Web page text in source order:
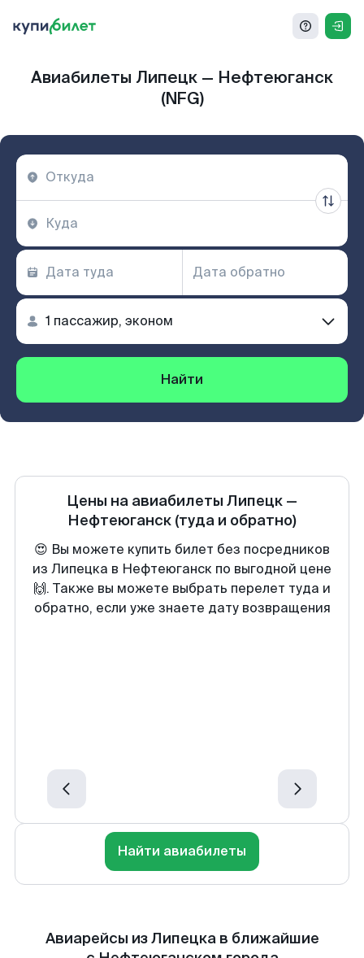
Авиабилеты Липецк — Нефтеюганск
(NFG)
Найти
Цены на авиабилеты Липецк —
Нефтеюганск (туда и обратно)
😍 Вы можете купить билет без посредников
из Липецка в Нефтеюганск по выгодной цене
🙌. Также вы можете выбрать перелет туда и
обратно, если уже знаете дату возвращения
Найти авиабилеты
Авиарейсы из Липецка в ближайшие